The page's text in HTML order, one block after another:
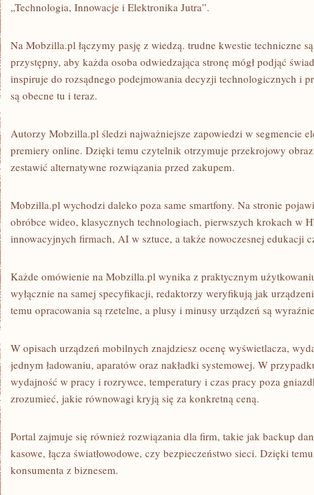
„Technologia, Innowacje i Elektronika Jutra”.
Na Mobzilla.pl łączymy pasję z wiedzą. trudne kwestie techniczne
przystępny, aby każda osoba odwiedzająca stronę mógł podjąć
inspiruje do rozsądnego podejmowania decyzji technologicznych i
są obecne tu i teraz.
Autorzy Mobzilla.pl śledzi najważniejsze zapowiedzi w segmencie
premiery online. Dzięki temu czytelnik otrzymuje przekrojowy
zestawić alternatywne rozwiązania przed zakupem.
Mobzilla.pl wychodzi daleko poza same smartfony. Na stronie
obróbce wideo, klasycznych technologiach, pierwszych krokach w
innowacyjnych firmach, AI w sztuce, a także nowoczesnej edukacji
Każde omówienie na Mobzilla.pl wynika z praktycznym
wyłącznie na samej specyfikacji, redaktorzy weryfikują jak
temu opracowania są rzetelne, a plusy i minusy urządzeń są
W opisach urządzeń mobilnych znajdziesz ocenę wyświetlacza,
jednym ładowaniu, aparatów oraz nakładki systemowej. W
wydajność w pracy i rozrywce, temperatury i czas pracy poza
zrozumieć, jakie równowagi kryją się za konkretną ceną.
Portal zajmuje się również rozwiązania dla firm, takie jak backup
kasowe, łącza światłowodowe, czy bezpieczeństwo sieci. Dzięki
konsumenta z biznesem.